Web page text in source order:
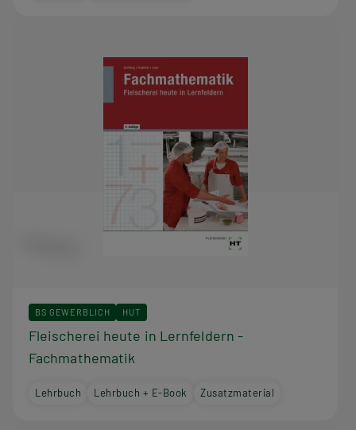
BS GEWERBLICH HUT
Fleischerei heute in Lernfeldern -
Fachmathematik
Lehrbuch Lehrbuch + E-Book Zusatzmaterial